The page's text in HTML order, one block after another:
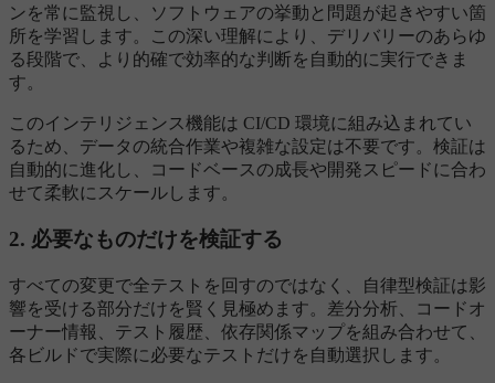
ンを常に監視し、ソフトウェアの挙動と問題が起きやすい箇
所を学習します。この深い理解により、デリバリーのあらゆ
る段階で、より的確で効率的な判断を自動的に実行できま
す。
このインテリジェンス機能は CI/CD 環境に組み込まれてい
るため、データの統合作業や複雑な設定は不要です。検証は
自動的に進化し、コードベースの成長や開発スピードに合わ
せて柔軟にスケールします。
2. 必要なものだけを検証する
すべての変更で全テストを回すのではなく、自律型検証は影
響を受ける部分だけを賢く見極めます。差分分析、コードオ
ーナー情報、テスト履歴、依存関係マップを組み合わせて、
各ビルドで実際に必要なテストだけを自動選択します。